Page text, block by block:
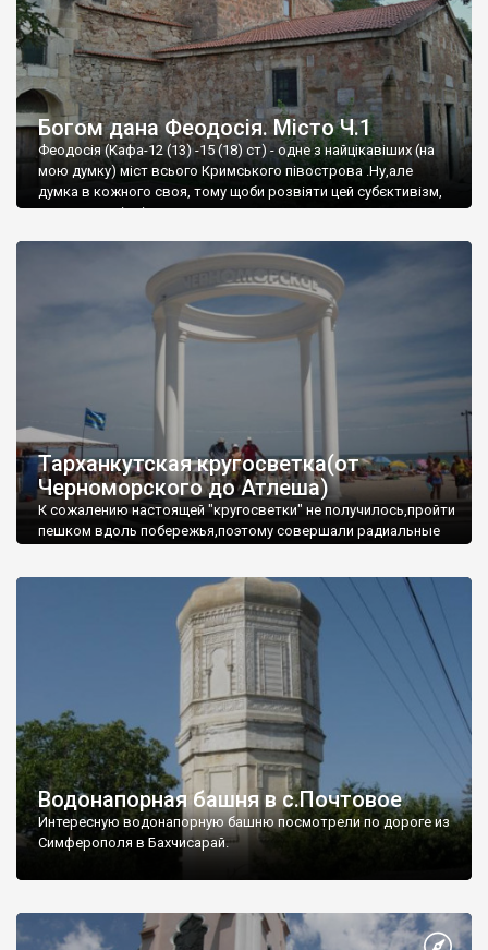
Богом дана Феодосія. Місто Ч.1
Феодосія (Кафа-12 (13) -15 (18) ст) - одне з найцікавіших (на
мою думку) міст всього Кримського півострова .Ну,але
думка в кожного своя, тому щоби розвіяти цей субєктивізм,
запрошую відвідати це
Тарханкутская кругосветка(от
Черноморского до Атлеша)
К сожалению настоящей "кругосветки" не получилось,пройти
пешком вдоль побережья,поэтому совершали радиальные
Водонапорная башня в с.Почтовое
Интересную водонапорную башню посмотрели по дороге из
Симферополя в Бахчисарай.